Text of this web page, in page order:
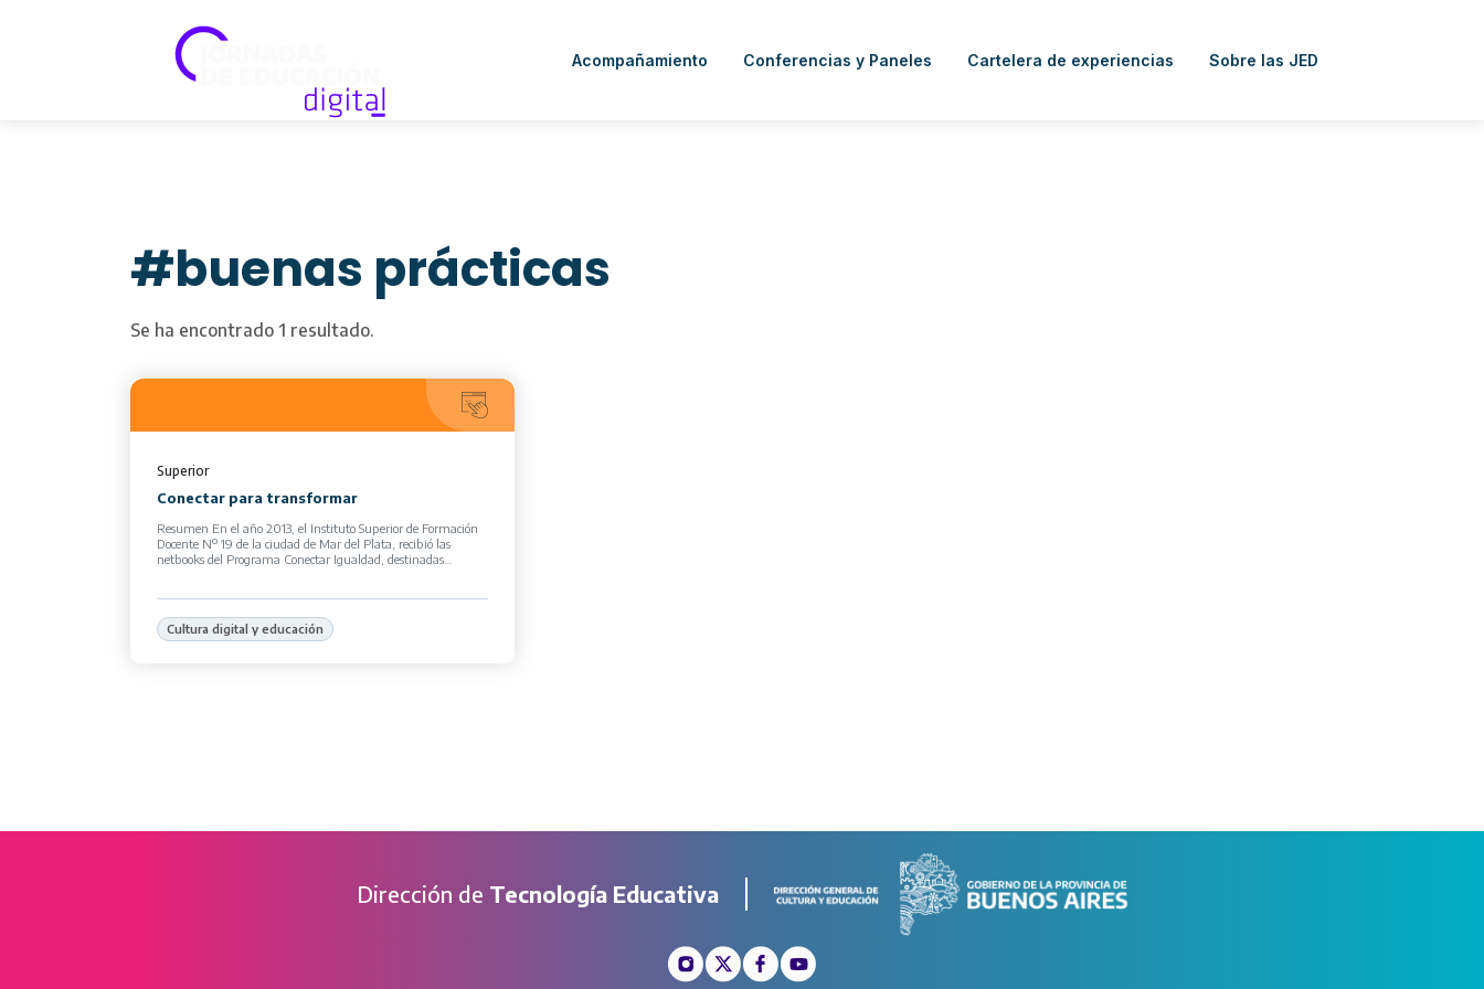
Acompañamiento Conferencias y Paneles Cartelera de experiencias Sobre las JED
#buenas prácticas
Se ha encontrado 1 resultado.
Superior
Conectar para transformar
Resumen En el año 2013, el Instituto Superior de Formación
Docente Nº 19 de la ciudad de Mar del Plata, recibió las
netbooks del Programa Conectar Igualdad, destinadas
Cultura digital y educación
Dirección de Tecnología Educativa